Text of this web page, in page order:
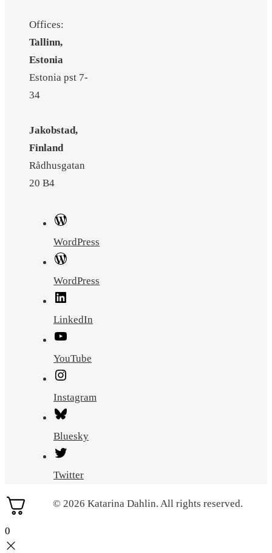
Offices:
Tallinn,
Estonia
Estonia pst 7-
34
Jakobstad,
Finland
Rådhusgatan
20 B4
WordPress
WordPress
LinkedIn
YouTube
Instagram
Bluesky
Twitter
© 2026 Katarina Dahlin. All rights reserved.
0